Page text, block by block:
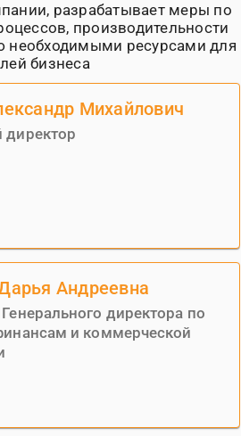
разрабатывает меры по
производительности
необходимыми ресурсами для
бизнеса
Михайлович
директор
Андреевна
директора по
и коммерческой